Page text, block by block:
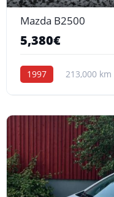
Mazda B2500
5,380€
1997 213,000 km